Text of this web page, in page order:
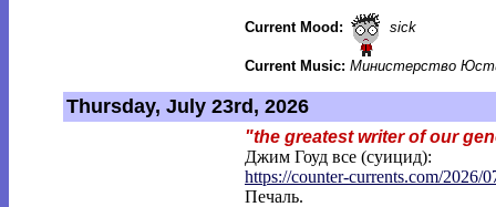
Current Mood: sick
Current Music: Министерство
Thursday, July 23rd, 2026
"the greatest writer of our
Джим Гоуд все (суицид):
https://counter-currents.com/2026/
Печаль.